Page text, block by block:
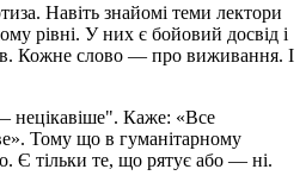
Навіть знайомі теми лектори
рівні. У них є бойовий досвід і
Кожне слово — про виживання. І
нецікавіше". Каже: «Все
Тому що в гуманітарному
Є тільки те, що рятує або — ні.